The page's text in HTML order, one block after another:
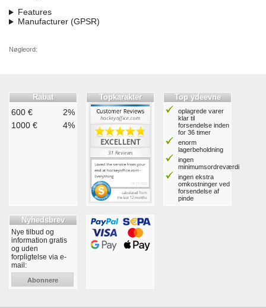
Features
Manufacturer (GPSR)
Nøgleord:
Rabat
600 €
2%
1000 €
4%
Topkarakter Top ydeevne
oplagrede varer
klar til
forsendelse inden
for 36 timer
enorm
lagerbeholdning
ingen
minimumsordreværdi
ingen ekstra
omkostninger ved
forsendelse af
pinde
Nyhedsbrev
Nye tilbud og
information gratis
og uden
forpligtelse via e-
mail:
Abonnere